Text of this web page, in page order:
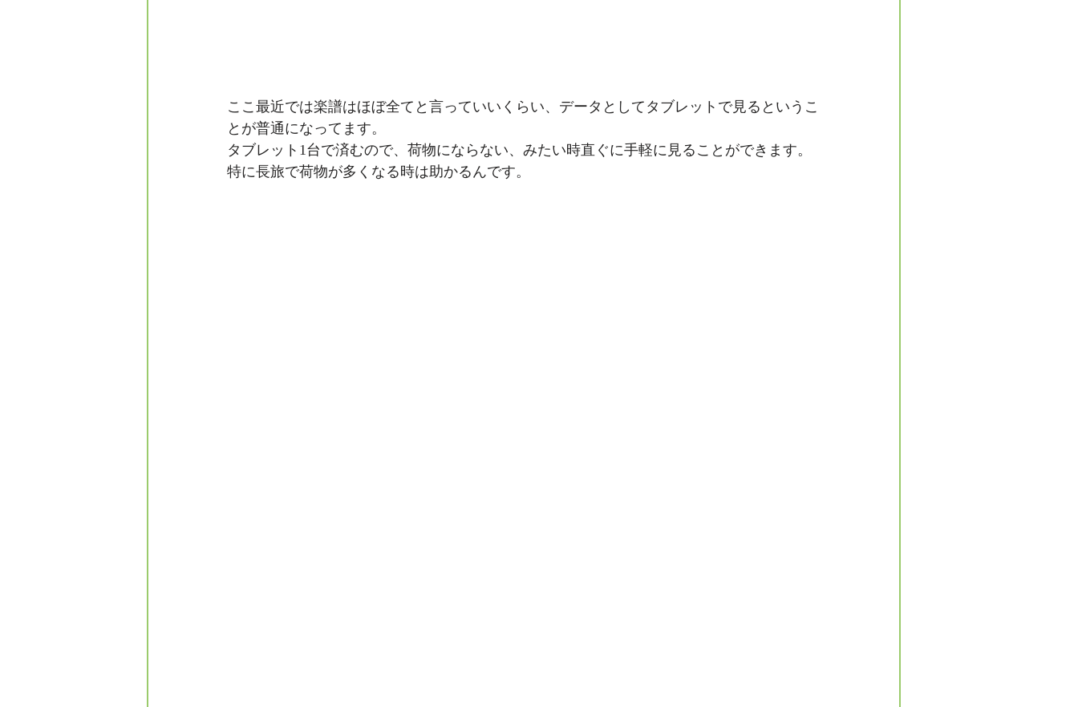
ここ最近では楽譜はほぼ全てと言っていいくらい、データとしてタブレットで見るというこ
とが普通になってます。
タブレット1台で済むので、荷物にならない、みたい時直ぐに手軽に見ることができます。
特に長旅で荷物が多くなる時は助かるんです。